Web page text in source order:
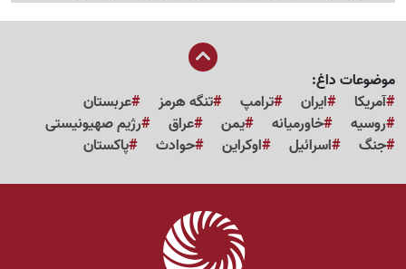
موضوعات داغ:
آمریکا
ایران ترامپ تنگه هرمز
عربستان
روسیه
خاورمیانه یمن عراق
رژیم صهیونیستی
جنگ
اسرائیل اوکراین حوادث پاکستان